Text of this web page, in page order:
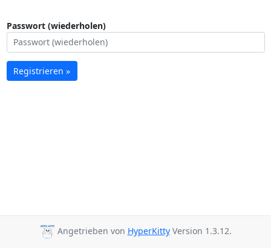
Passwort (wiederholen)
Registrieren »
Angetrieben von HyperKittyVersion 1.3.12.